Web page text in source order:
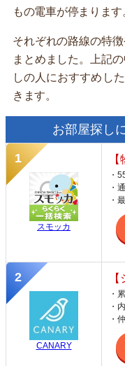
もの電車が停まります
それぞれの路線の特
まとめました。上記
しの人におすすめし
きます。
お部屋探し
スモッカ
・
・
・
CANARY
・
・
・